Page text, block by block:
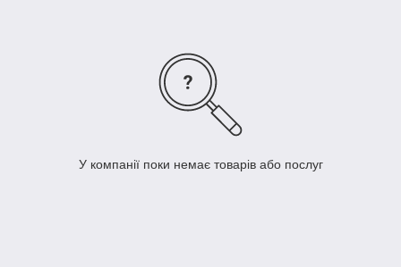
У компанії поки немає товарів або послуг